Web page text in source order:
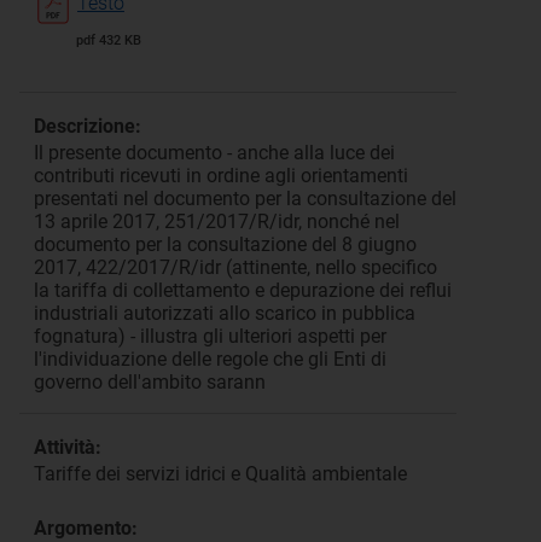
pdf 432 KB
Descrizione:
Il presente documento - anche alla luce dei
contributi ricevuti in ordine agli orientamenti
presentati nel documento per la consultazione del
13 aprile 2017, 251/2017/R/idr, nonché nel
documento per la consultazione del 8 giugno
2017, 422/2017/R/idr (attinente, nello specifico
la tariffa di collettamento e depurazione dei reflui
industriali autorizzati allo scarico in pubblica
fognatura) - illustra gli ulteriori aspetti per
l'individuazione delle regole che gli Enti di
governo dell'ambito sarann
Attività:
Tariffe dei servizi idrici e Qualità ambientale
Argomento: